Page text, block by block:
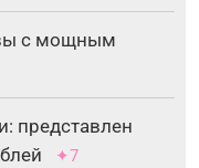
с мощным
представлен
✦7